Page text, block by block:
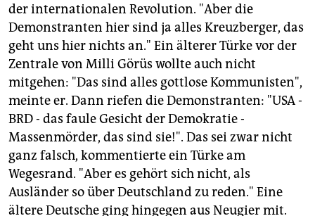
der internationalen Revolution. "Aber die
Demonstranten hier sind ja alles Kreuzberger, das
geht uns hier nichts an." Ein älterer Türke vor der
Zentrale von Milli Görüs wollte auch nicht
mitgehen: "Das sind alles gottlose Kommunisten",
meinte er. Dann riefen die Demonstranten: "USA -
BRD - das faule Gesicht der Demokratie -
Massenmörder, das sind sie!". Das sei zwar nicht
ganz falsch, kommentierte ein Türke am
Wegesrand. "Aber es gehört sich nicht, als
Ausländer so über Deutschland zu reden." Eine
ältere Deutsche ging hingegen aus Neugier mit.